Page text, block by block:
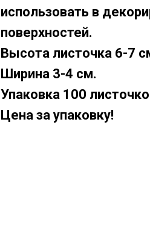
использовать в
поверхностей.
Высота листочка 6-7
Ширина 3-4 см.
Упаковка 100
Цена за упаковку!